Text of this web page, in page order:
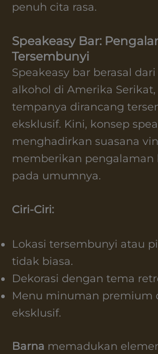
penuh cita rasa.
Speakeasy Bar:
Tersembunyi
Speakeasy bar berasal
alkohol di Amerika
tempanya dirancang
eksklusif. Kini, konsep
menghadirkan suasana
memberikan pengalaman
pada umumnya.
Ciri-Ciri:
Lokasi tersembunyi atau
tidak biasa.
Dekorasi dengan tema
Menu minuman premium
eksklusif.
Barna memadukan